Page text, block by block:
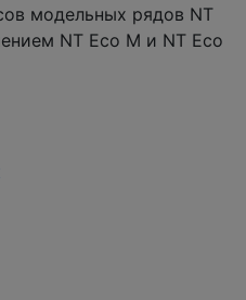
модельных рядов NT
NT Eco M и NT Eco